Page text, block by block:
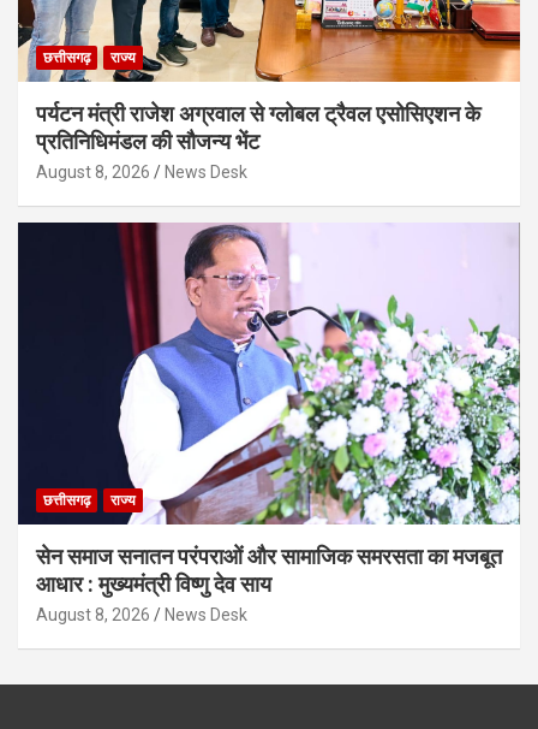
छत्तीसगढ़ राज्य
पर्यटन मंत्री राजेश अग्रवाल से ग्लोबल ट्रैवल एसोसिएशन के
प्रतिनिधिमंडल की सौजन्य भेंट
August 8, 2026 News Desk
छत्तीसगढ़ राज्य
सेन समाज सनातन परंपराओं और सामाजिक समरसता का मजबूत
आधार : मुख्यमंत्री विष्णु देव साय
August 8, 2026 News Desk